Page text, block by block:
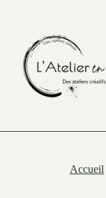
content
en
Accueil